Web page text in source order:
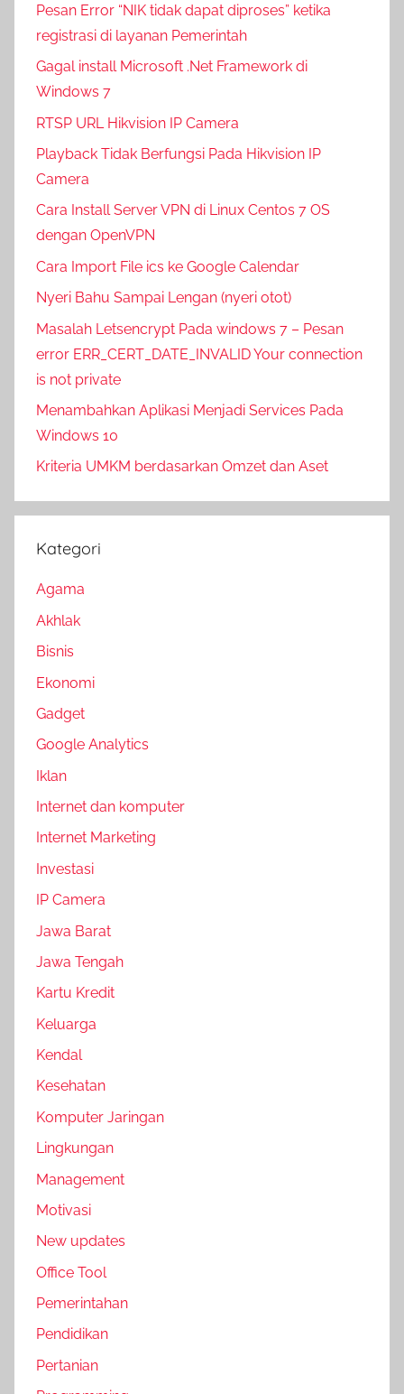
Pesan Error “NIK tidak dapat diproses” ketika
registrasi di layanan Pemerintah
Gagal install Microsoft .Net Framework di
Windows 7
RTSP URL Hikvision IP Camera
Playback Tidak Berfungsi Pada Hikvision IP
Camera
Cara Install Server VPN di Linux Centos 7 OS
dengan OpenVPN
Cara Import File ics ke Google Calendar
Nyeri Bahu Sampai Lengan (nyeri otot)
Masalah Letsencrypt Pada windows 7 – Pesan
error ERR_CERT_DATE_INVALID Your connection
is not private
Menambahkan Aplikasi Menjadi Services Pada
Windows 10
Kriteria UMKM berdasarkan Omzet dan Aset
Kategori
Agama
Akhlak
Bisnis
Ekonomi
Gadget
Google Analytics
Iklan
Internet dan komputer
Internet Marketing
Investasi
IP Camera
Jawa Barat
Jawa Tengah
Kartu Kredit
Keluarga
Kendal
Kesehatan
Komputer Jaringan
Lingkungan
Management
Motivasi
New updates
Office Tool
Pemerintahan
Pendidikan
Pertanian